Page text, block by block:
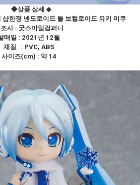
◆상품 상세 ◆
한정 넨도로이드 돌 보컬로이드 유키 미쿠
사 : 굿스마일컴퍼니
매일 : 2021년 12월
재질 : PVC, ABS
사이즈(cm) : 약 14